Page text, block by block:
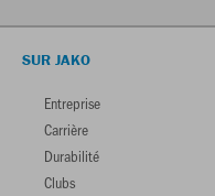
SUR JAKO
Entreprise
Carrière
Durabilité
Clubs